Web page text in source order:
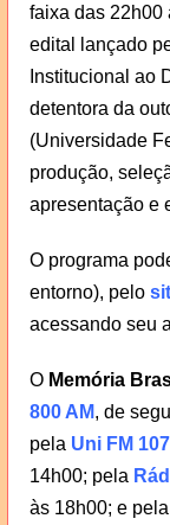
faixa das 22h00
edital lançado
Institucional ao
detentora da
(Universidade
produção,
apresentação e
O programa
entorno), pelo
acessando seu
O Memória
800 AM, de
pela Uni FM
14h00; pela
às 18h00; e pela